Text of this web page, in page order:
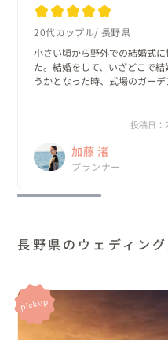
20代カップル 長野県
小さい頃から野外での結婚式
た。結婚をして、いざどこで結
うかとなった時、式場のガー
と同じは惹かれないし、自由
所である、湖のキャンプ場や
投稿日：
加藤 渚
プランナー
長野県のウェディン